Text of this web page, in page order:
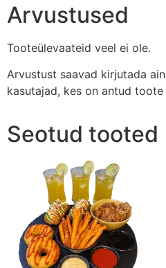
Arvustused
Tooteülevaateid veel ei ole.
Arvustust saavad kirjutada
kasutajad, kes on antud toote
Seotud tooted